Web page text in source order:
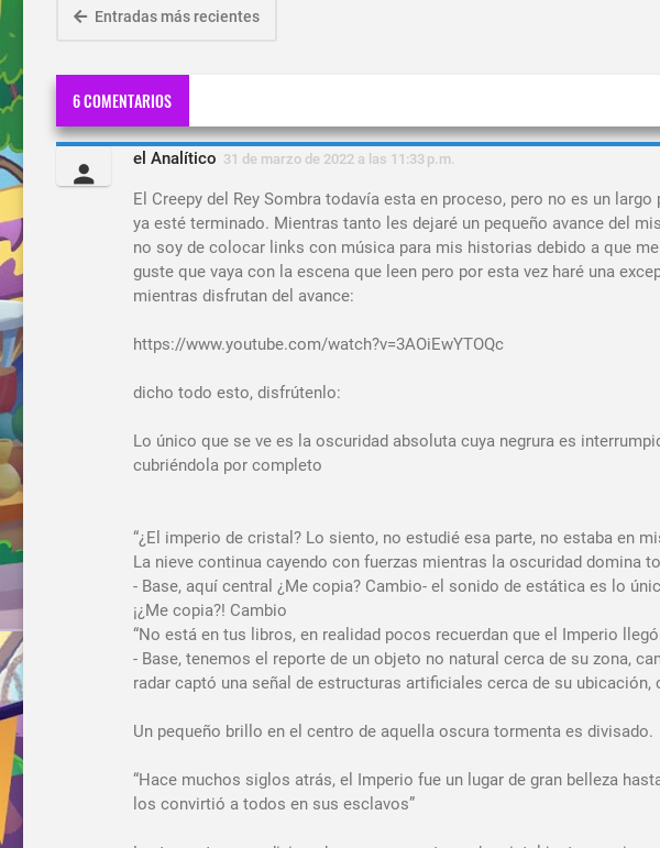
Entradas más recientes
6 COMENTARIOS
el Analítico 31 de marzo de 2022 a las 11:33 p.m.
El Creepy del Rey Sombra todavía esta en proceso, pero no es un
ya esté terminado. Mientras tanto les dejaré un pequeño avance del
no soy de colocar links con música para mis historias debido a que
guste que vaya con la escena que leen pero por esta vez haré una
mientras disfrutan del avance:
https://www.youtube.com/watch?v=3AOiEwYTOQc
dicho todo esto, disfrútenlo:
Lo único que se ve es la oscuridad absoluta cuya negrura es
cubriéndola por completo
“¿El imperio de cristal? Lo siento, no estudié esa parte, no estaba en
La nieve continua cayendo con fuerzas mientras la oscuridad domina
- Base, aquí central ¿Me copia? Cambio- el sonido de estática es lo
¡¿Me copia?! Cambio
“No está en tus libros, en realidad pocos recuerdan que el Imperio
- Base, tenemos el reporte de un objeto no natural cerca de su zona,
radar captó una señal de estructuras artificiales cerca de su ubicación,
Un pequeño brillo en el centro de aquella oscura tormenta es divisado.
“Hace muchos siglos atrás, el Imperio fue un lugar de gran belleza
los convirtió a todos en sus esclavos”